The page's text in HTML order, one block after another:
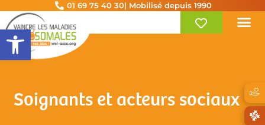
Ouvrir la barre d’outils
01 69 75 40 30| Mobilisé depuis 1990
Soignants et acteurs sociaux